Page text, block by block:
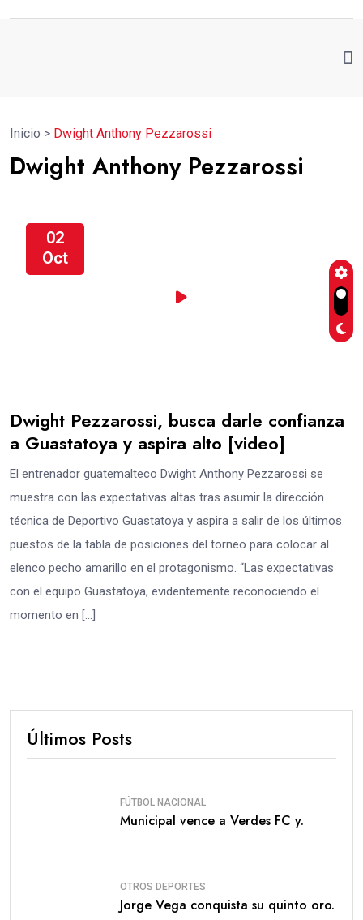
Inicio > Dwight Anthony Pezzarossi
Dwight Anthony Pezzarossi
02
Oct
Dwight Pezzarossi, busca darle confianza
a Guastatoya y aspira alto [video]
El entrenador guatemalteco Dwight Anthony Pezzarossi se
muestra con las expectativas altas tras asumir la dirección
técnica de Deportivo Guastatoya y aspira a salir de los últimos
puestos de la tabla de posiciones del torneo para colocar al
elenco pecho amarillo en el protagonismo. “Las expectativas
con el equipo Guastatoya, evidentemente reconociendo el
momento en […]
Últimos Posts
FÚTBOL NACIONAL
Municipal vence a Verdes FC y.
OTROS DEPORTES
Jorge Vega conquista su quinto oro.